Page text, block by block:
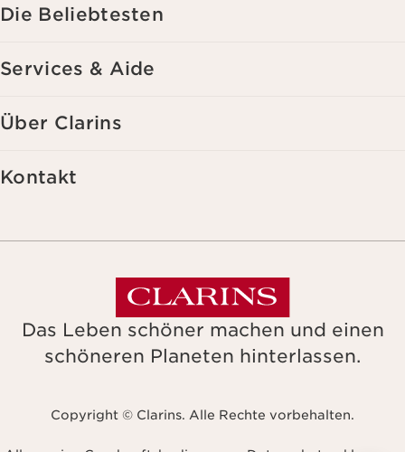
Die Beliebtesten
Services & Aide
Über Clarins
Kontakt
Das Leben schöner machen und einen
schöneren Planeten hinterlassen.
Copyright © Clarins. Alle Rechte vorbehalten.